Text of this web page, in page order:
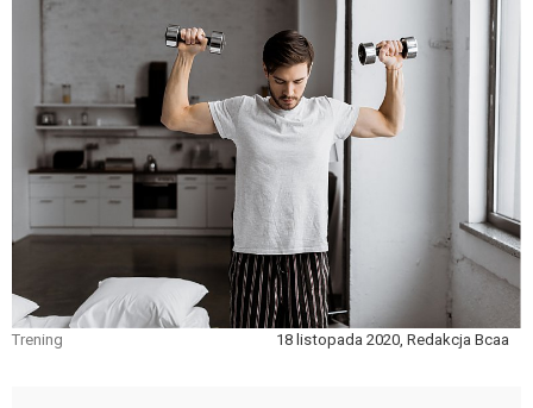
Trening 18 listopada 2020, Redakcja Bcaa